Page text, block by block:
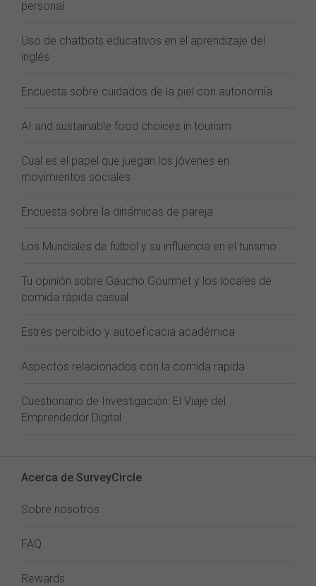
personal
Uso de chatbots educativos en el aprendizaje del
inglés
Encuesta sobre cuidados de la piel con autonomía
AI and sustainable food choices in tourism
Cual es el papel que juegan los jóvenes en
movimientos sociales
Encuesta sobre la dinámicas de pareja
Los Mundiales de fútbol y su influencia en el turismo
Tu opinión sobre Gaucho Gourmet y los locales de
comida rápida casual
Estrés percibido y autoeficacia académica
Aspectos relacionados con la comida rapida
Cuestionario de Investigación: El Viaje del
Emprendedor Digital
Acerca de SurveyCircle
Sobre nosotros
FAQ
Rewards